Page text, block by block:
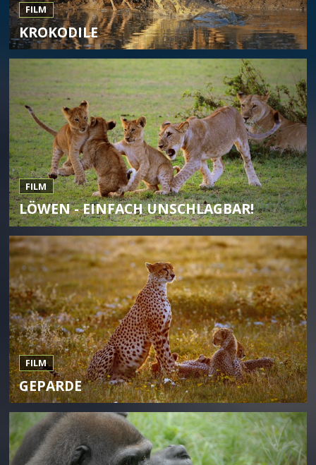
FILM
KROKODILE
FILM
LÖWEN - EINFACH UNSCHLAGBAR!
FILM
GEPARDE